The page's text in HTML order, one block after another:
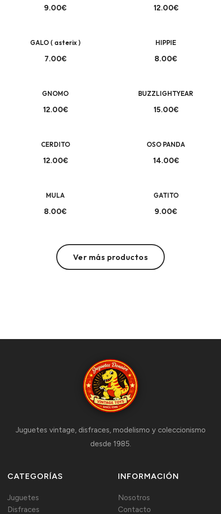
9.00€ 12.00€
GALO ( asterix )
7.00€
HIPPIE
8.00€
GNOMO
12.00€
BUZZLIGHTYEAR
15.00€
CERDITO
12.00€
OSO PANDA
14.00€
MULA
8.00€
GATITO
9.00€
Ver más productos
Juguetes vintage, disfraces, modelismo y coleccionismo
desde 1985.
CATEGORÍAS
Juguetes
Disfraces
INFORMACIÓN
Nosotros
Contacto